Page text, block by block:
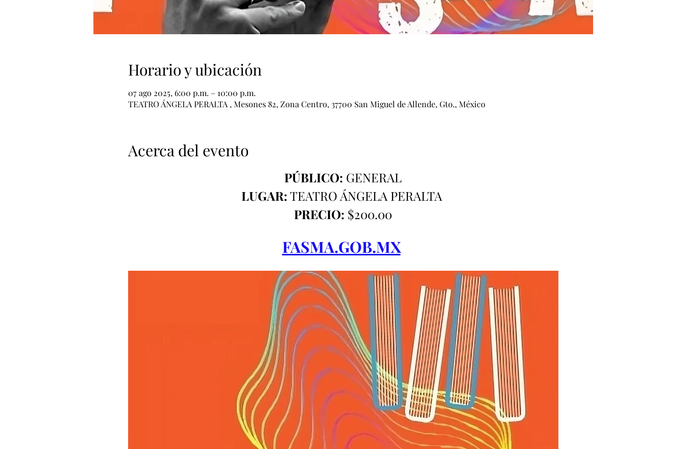
Horario y ubicación
07 ago 2025, 6:00 p.m. – 10:00 p.m.
TEATRO ÁNGELA PERALTA , Mesones 82, Zona Centro, 37700 San Miguel de Allende, Gto., México
Acerca del evento
PÚBLICO: GENERAL
LUGAR: TEATRO ÁNGELA PERALTA
PRECIO: $200.00
FASMA.GOB.MX